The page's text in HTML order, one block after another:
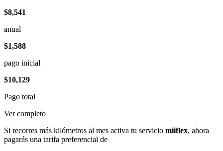
$8,541
anual
$1,588
pago inicial
$10,129
Pago total
Ver completo
Si recorres más kilómetros al mes activa tu servicio miiflex, ahora
pagarás una tarifa preferencial de